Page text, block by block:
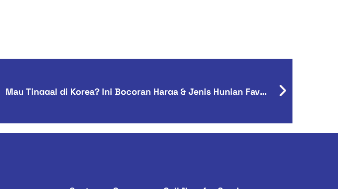
Mau Tinggal di Korea? Ini Bocoran Harga & Jenis Hunian Favorit di 2025!